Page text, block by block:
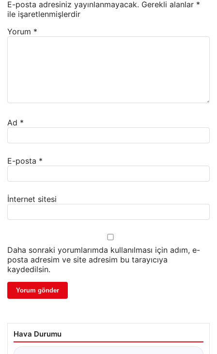
E-posta adresiniz yayınlanmayacak. Gerekli alanlar *
ile işaretlenmişlerdir
Yorum *
Ad *
E-posta *
İnternet sitesi
Daha sonraki yorumlarımda kullanılması için adım, e-
posta adresim ve site adresim bu tarayıcıya
kaydedilsin.
Hava Durumu